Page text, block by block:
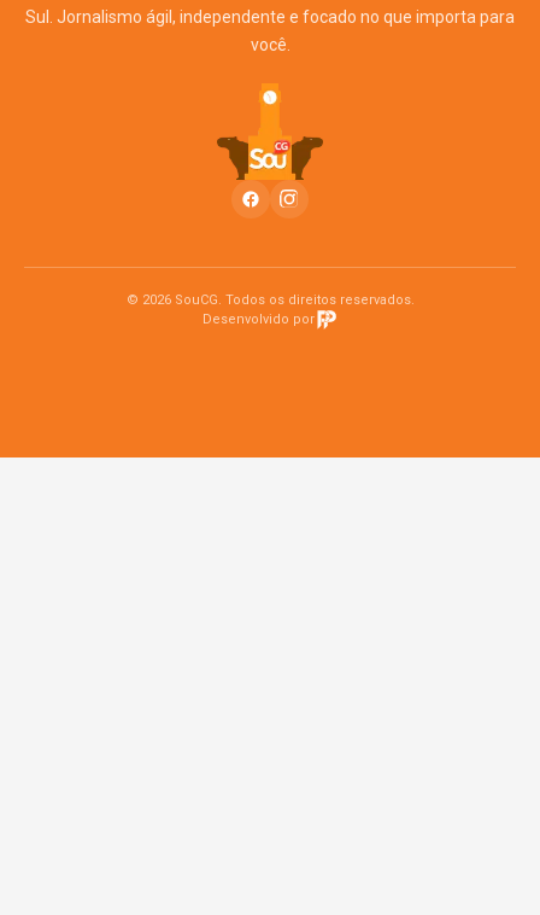
Sul. Jornalismo ágil, independente e focado no que importa para
você.
© 2026 SouCG. Todos os direitos reservados.
Desenvolvido por